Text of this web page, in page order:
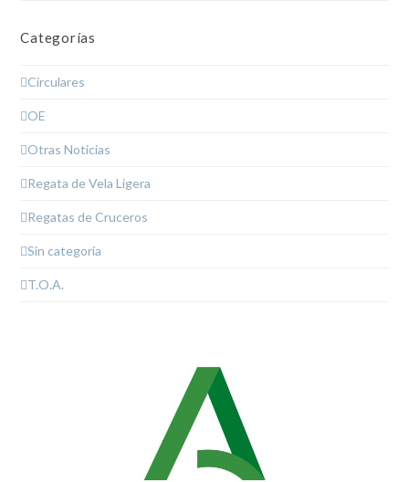
Categorías
Circulares
OE
Otras Noticias
Regata de Vela Ligera
Regatas de Cruceros
Sin categoría
T.O.A.